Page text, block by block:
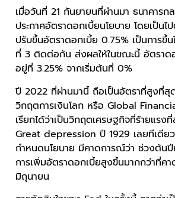
เมื่อวันที่ 21 กันยายนที่ผ่านมา ธนาคาร
ประกาศอัตราดอกเบี้ยนโยบาย โดยเป็น
ปรับขึ้นอัตราดอกเบี้ย 0.75% เป็นการขึ้
ที่ 3 ติดต่อกัน ส่งผลให้ในขณะนี้ อัตราด
อยู่ที่ 3.25% จากเริ่มต้นที่ 0%
ปี 2022 ที่ผ่านมานี้ ถือเป็นอัตราที่สูงที่
วิกฤตการเงินโลก หรือ Global
เรียกได้ว่าเป็นวิกฤตเศรษฐกิจที่ร้ายแร
Great depression ปี 1929 เลยทีเดีย
กำหนดนโยบาย มีคาดการณ์ว่า ช่วงต้น
การเพิ่มอัตราดอกเบี้ยสูงขึ้นมากกว่าที่คา
มิถุนายน